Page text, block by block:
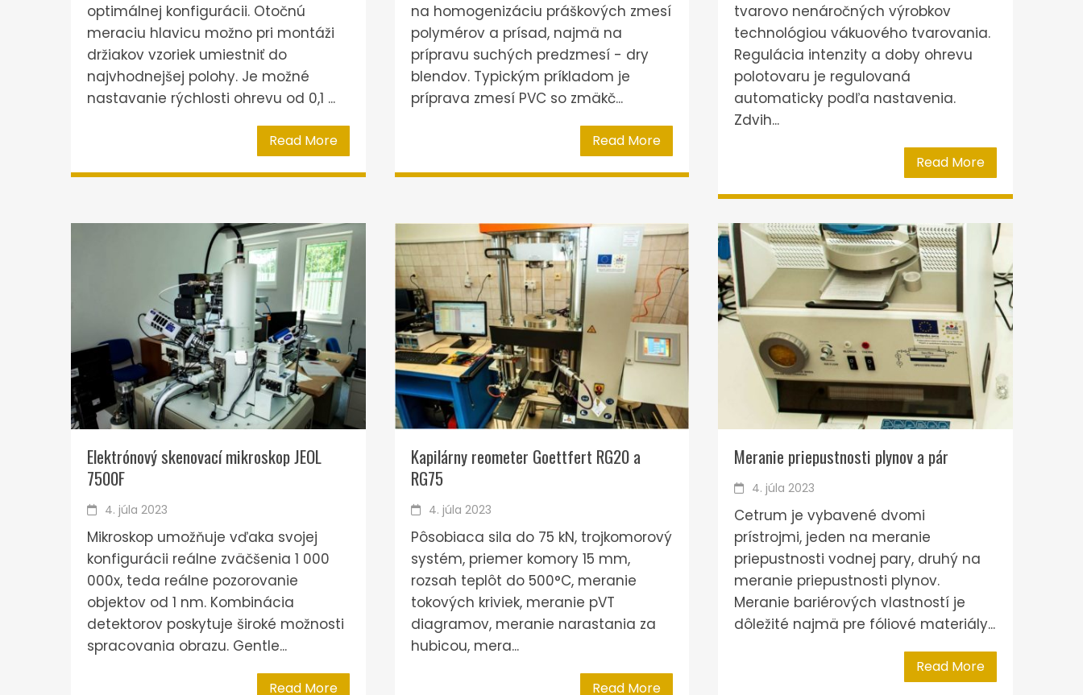
optimálnej konfigurácii. Otočnú
meraciu hlavicu možno pri montáži
držiakov vzoriek umiestniť do
najvhodnejšej polohy. Je možné
nastavanie rýchlosti ohrevu od 0,1 ...
Read More
na homogenizáciu práškových zmesí
polymérov a prísad, najmä na
prípravu suchých predzmesí - dry
blendov. Typickým príkladom je
príprava zmesí PVC so zmäkč...
Read More
tvarovo nenáročných výrobkov
technológiou vákuového tvarovania.
Regulácia intenzity a doby ohrevu
polotovaru je regulovaná
automaticky podľa nastavenia.
Zdvih...
Read More
Elektrónový skenovací mikroskop JEOL
7500F
4. júla 2023
Mikroskop umožňuje vďaka svojej
konfigurácii reálne zväčšenia 1 000
000x, teda reálne pozorovanie
objektov od 1 nm. Kombinácia
detektorov poskytuje široké možnosti
spracovania obrazu. Gentle...
Read More
Kapilárny reometer Goettfert RG20 a
RG75
4. júla 2023
Pôsobiaca sila do 75 kN, trojkomorový
systém, priemer komory 15 mm,
rozsah teplôt do 500°C, meranie
tokových kriviek, meranie pVT
diagramov, meranie narastania za
hubicou, mera...
Read More
Meranie priepustnosti plynov a pár
4. júla 2023
Cetrum je vybavené dvomi
prístrojmi, jeden na meranie
priepustnosti vodnej pary, druhý na
meranie priepustnosti plynov.
Meranie bariérových vlastností je
dôležité najmä pre fóliové materiály...
Read More